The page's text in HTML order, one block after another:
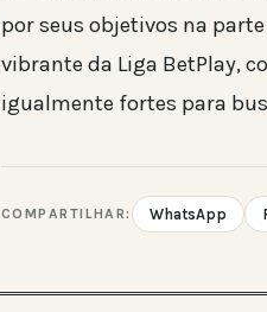
por seus objetivos na
vibrante da Liga BetPlay,
igualmente fortes para
COMPARTILHAR: WhatsApp